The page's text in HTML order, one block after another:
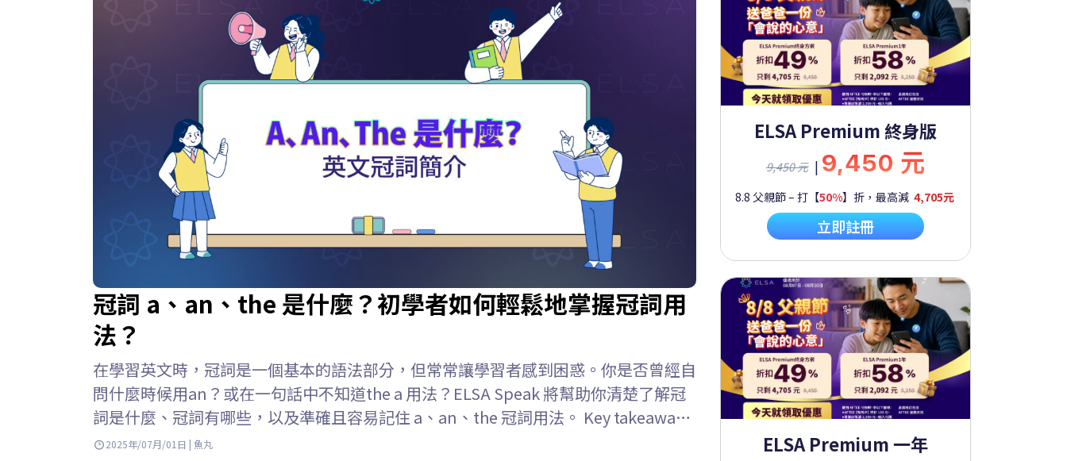
冠詞 a、an、the 是什麼？初學者如何輕鬆地掌握冠詞用
法？
在學習英文時，冠詞是一個基本的語法部分，但常常讓學習者感到困惑。你是否曾經自
問什麼時候用an？或在一句話中不知道the a 用法？ELSA Speak 將幫助你清楚了解冠
詞是什麼、冠詞有哪些，以及準確且容易記住 a、an、the 冠詞用法。 Key takeaways:
冠詞 英文 是指用在名詞前的詞語，包括: a, an, the “A/An” –…
2025年/07月/01日 | 魚丸
ELSA Premium 終身版
9,450 元 | 9,450 元
8.8 父親節 – 打【50%】折，最高減 4,705元
立即註冊
ELSA Premium 一年